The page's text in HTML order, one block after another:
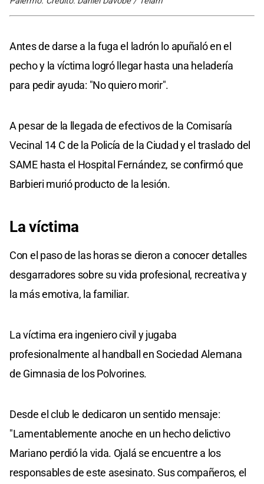
Antes de darse a la fuga el ladrón lo apuñaló en el
pecho y la víctima logró llegar hasta una heladería
para pedir ayuda: "No quiero morir".
A pesar de la llegada de efectivos de la Comisaría
Vecinal 14 C de la Policía de la Ciudad y el traslado del
SAME hasta el Hospital Fernández, se confirmó que
Barbieri murió producto de la lesión.
La víctima
Con el paso de las horas se dieron a conocer detalles
desgarradores sobre su vida profesional, recreativa y
la más emotiva, la familiar.
La víctima era ingeniero civil y jugaba
profesionalmente al handball en Sociedad Alemana
de Gimnasia de los Polvorines.
Desde el club le dedicaron un sentido mensaje:
"Lamentablemente anoche en un hecho delictivo
Mariano perdió la vida. Ojalá se encuentre a los
responsables de este asesinato. Sus compañeros, el